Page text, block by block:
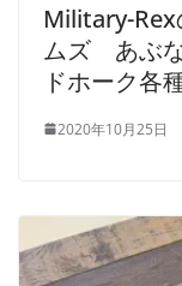
Military-Rex
ムズ あぶ
ドホーク各種
2020年10月25日